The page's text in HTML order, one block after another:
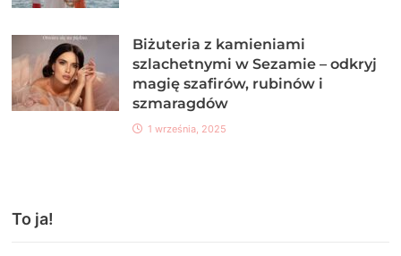
Biżuteria z kamieniami
szlachetnymi w Sezamie – odkryj
magię szafirów, rubinów i
szmaragdów
1 września, 2025
To ja!